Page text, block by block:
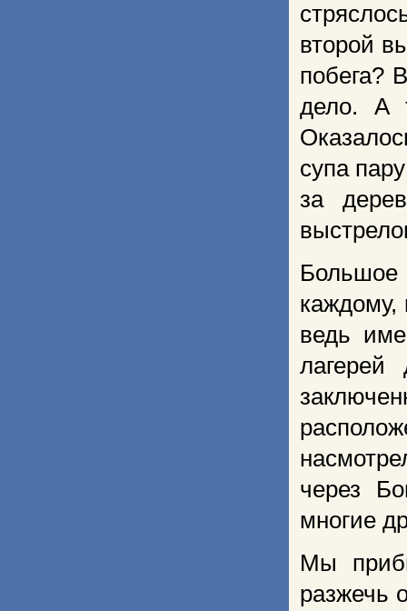
второй
побега?
дело. А
супа
за
Большое
каж­дому,
ведь
че­рез
многие
Мы
разжечь